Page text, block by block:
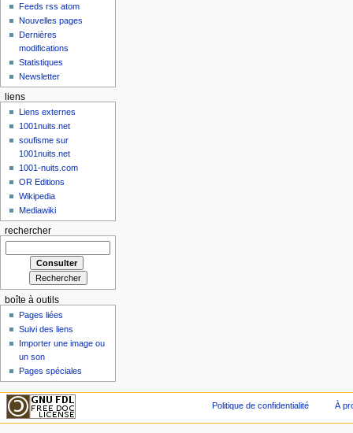
Feeds rss atom
Nouvelles pages
Dernières
modifications
Statistiques
Newsletter
liens
Liens externes
1001nuits.net
soufisme sur
1001nuits.net
1001-nuits.com
OR Editions
Wikipedia
Mediawiki
rechercher
boîte à outils
Pages liées
Suivi des liens
Importer une image ou
un son
Pages spéciales
Politique de confidentialité À